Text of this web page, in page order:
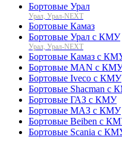
Бортовые Урал
Урал, Урал-NEXT
Бортовые Камаз
Бортовые Урал с КМУ
Урал, Урал-NEXT
Бортовые Камаз с
Бортовые MAN с
Бортовые Iveco с КМУ
Бортовые Shacman с
Бортовые ГАЗ с КМУ
Бортовые МАЗ с КМУ
Бортовые Beiben с
Бортовые Scania с